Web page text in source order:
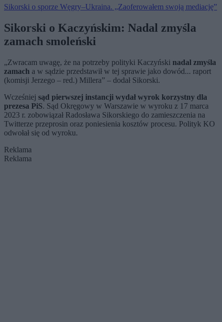
Sikorski o sporze Węgry–Ukraina. „Zaoferowałem swoją mediację”
Sikorski o Kaczyńskim: Nadal zmyśla
zamach smoleński
„Zwracam uwagę, że na potrzeby polityki Kaczyński nadal zmyśla
zamach a w sądzie przedstawił w tej sprawie jako dowód... raport
(komisji Jerzego – red.) Millera” – dodał Sikorski.
Wcześniej sąd pierwszej instancji wydał wyrok korzystny dla
prezesa PiS. Sąd Okręgowy w Warszawie w wyroku z 17 marca
2023 r. zobowiązał Radosława Sikorskiego do zamieszczenia na
Twitterze przeprosin oraz poniesienia kosztów procesu. Polityk KO
odwołał się od wyroku.
Reklama
Reklama